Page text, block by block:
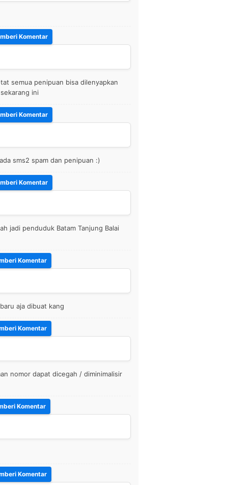
semua penipuan bisa dilenyapkan
ini
sms2 spam dan penipuan :)
jadi penduduk Batam Tanjung Balai
aja dibuat kang
nomor dapat dicegah / diminimalisir